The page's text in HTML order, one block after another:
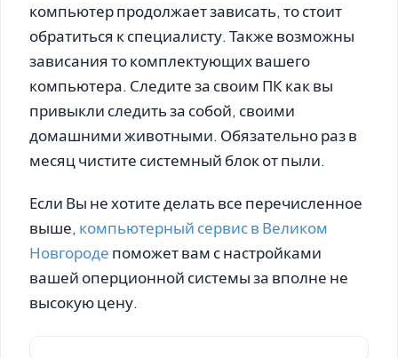
компьютер продолжает зависать, то стоит
обратиться к специалисту. Также возможны
зависания то комплектующих вашего
компьютера. Следите за своим ПК как вы
привыкли следить за собой, своими
домашними животными. Обязательно раз в
месяц чистите системный блок от пыли.
Если Вы не хотите делать все перечисленное
выше, компьютерный сервис в Великом
Новгороде поможет вам с настройками
вашей оперционной системы за вполне не
высокую цену.